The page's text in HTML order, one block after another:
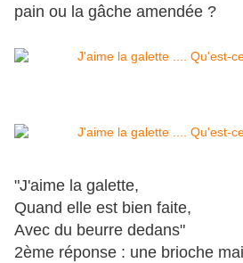
pain ou la gâche amendée ?
"J'aime la galette,
Quand elle est bien faite,
Avec du beurre dedans"
2ème réponse : une brioche